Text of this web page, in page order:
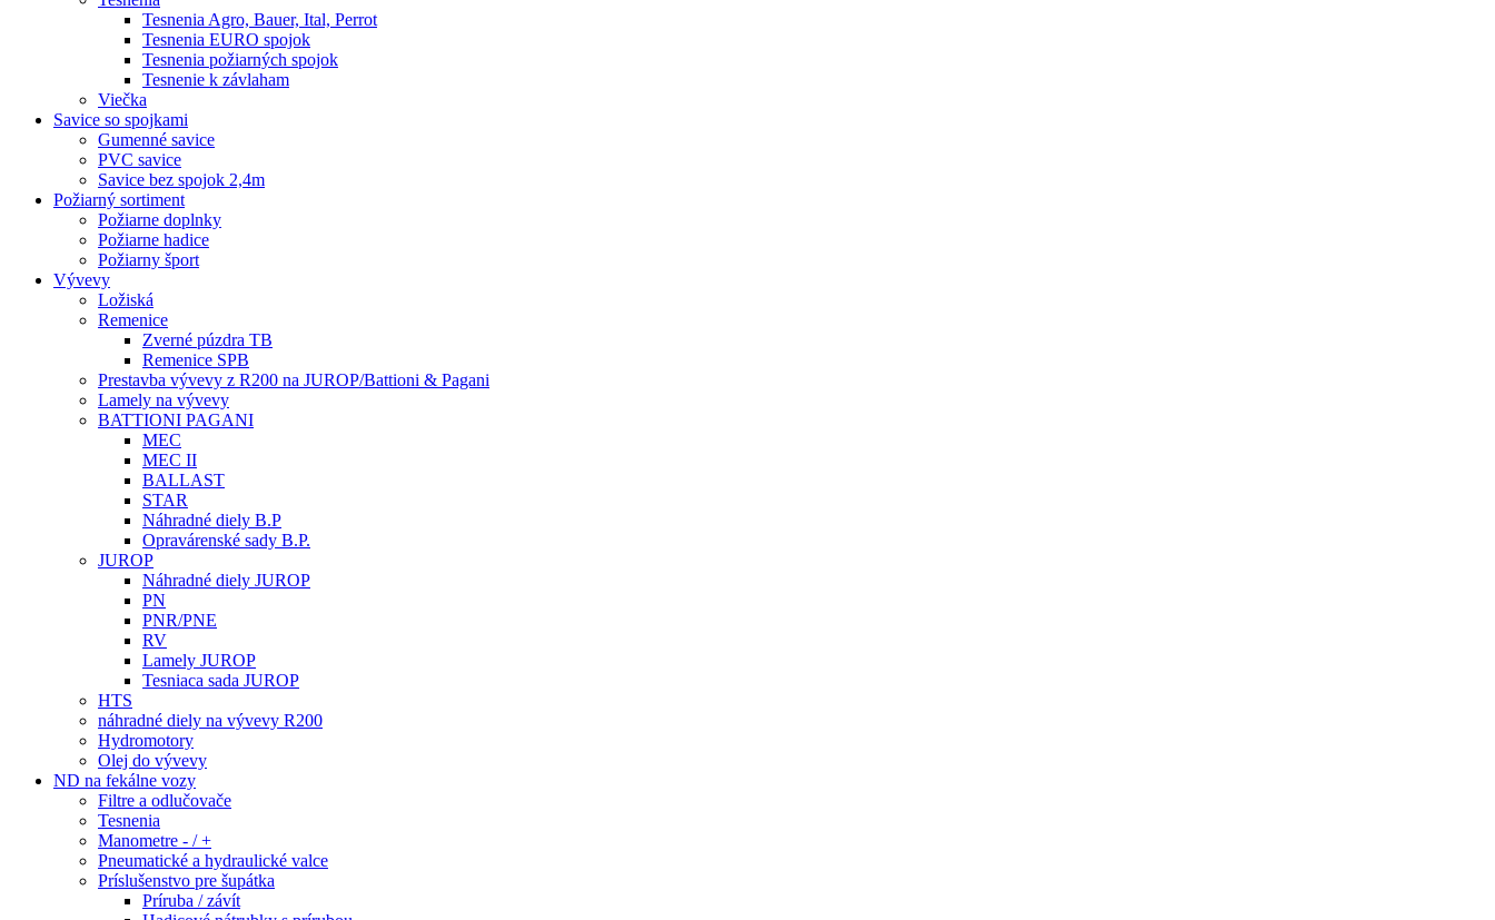
Tesnenia Agro, Bauer, Ital, Perrot
Tesnenia EURO spojok
Tesnenia požiarných spojok
Tesnenie k závlaham
Viečka
Savice so spojkami
Gumenné savice
PVC savice
Savice bez spojok 2,4m
Požiarný sortiment
Požiarne doplnky
Požiarne hadice
Požiarny šport
Vývevy
Ložiská
Remenice
Zverné púzdra TB
Remenice SPB
Prestavba vývevy z R200 na JUROP/Battioni & Pagani
Lamely na vývevy
BATTIONI PAGANI
MEC
MEC II
BALLAST
STAR
Náhradné diely B.P
Opravárenské sady B.P.
JUROP
Náhradné diely JUROP
PN
PNR/PNE
RV
Lamely JUROP
Tesniaca sada JUROP
HTS
náhradné diely na vývevy R200
Hydromotory
Olej do vývevy
ND na fekálne vozy
Filtre a odlučovače
Tesnenia
Manometre - / +
Pneumatické a hydraulické valce
Príslušenstvo pre šupátka
Príruba / závít